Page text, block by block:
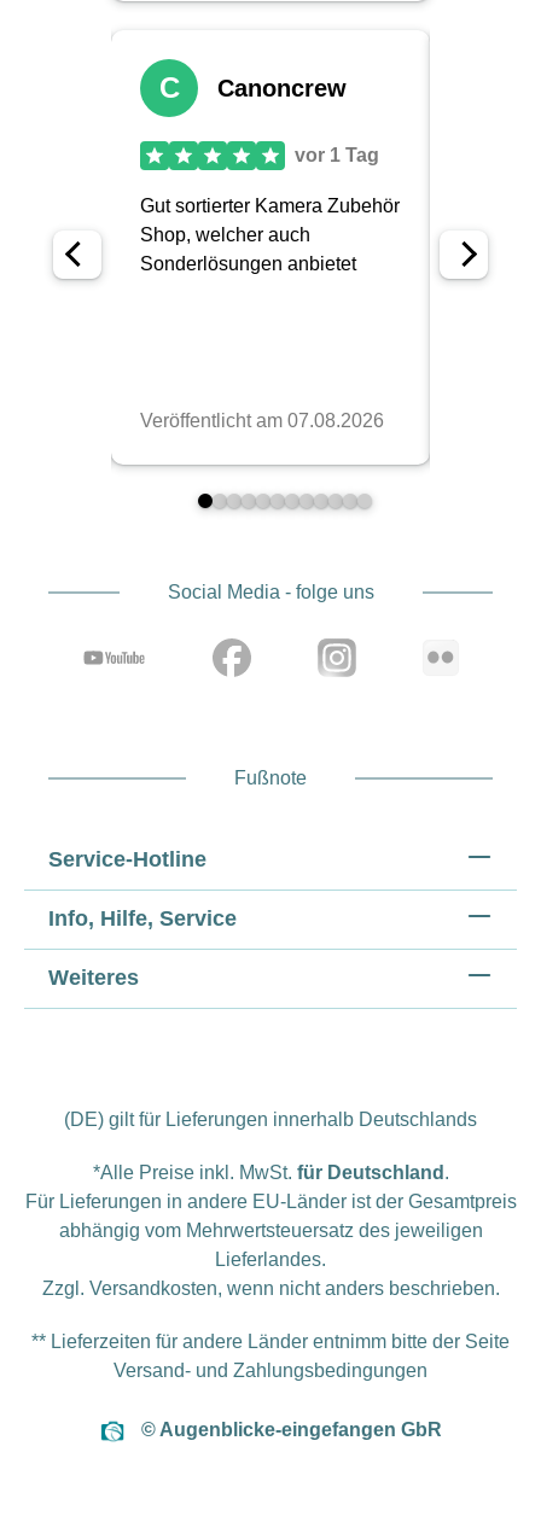
Social Media - folge uns
Fußnote
Service-Hotline
Info, Hilfe, Service
Weiteres
(DE) gilt für Lieferungen innerhalb Deutschlands
*Alle Preise inkl. MwSt. für Deutschland .
Für Lieferungen in andere EU-Länder ist der Gesamtpreis
abhängig vom Mehrwertsteuersatz des jeweiligen
Lieferlandes.
Zzgl. Versandkosten, wenn nicht anders beschrieben.
** Lieferzeiten für andere Länder entnimm bitte der Seite
Versand- und Zahlungsbedingungen
© Augenblicke-eingefangen GbR